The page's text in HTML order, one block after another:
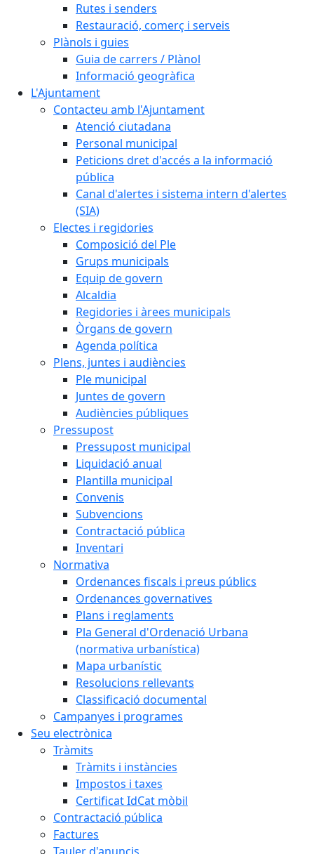
Rutes i senders
Restauració, comerç i serveis
Plànols i guies
Guia de carrers / Plànol
Informació geogràfica
L'Ajuntament
Contacteu amb l'Ajuntament
Atenció ciutadana
Personal municipal
Peticions dret d'accés a la informació
pública
Canal d'alertes i sistema intern d'alertes
(SIA)
Electes i regidories
Composició del Ple
Grups municipals
Equip de govern
Alcaldia
Regidories i àrees municipals
Òrgans de govern
Agenda política
Plens, juntes i audiències
Ple municipal
Juntes de govern
Audiències públiques
Pressupost
Pressupost municipal
Liquidació anual
Plantilla municipal
Convenis
Subvencions
Contractació pública
Inventari
Normativa
Ordenances fiscals i preus públics
Ordenances governatives
Plans i reglaments
Pla General d'Ordenació Urbana
(normativa urbanística)
Mapa urbanístic
Resolucions rellevants
Classificació documental
Campanyes i programes
Seu electrònica
Tràmits
Tràmits i instàncies
Impostos i taxes
Certificat IdCat mòbil
Contractació pública
Factures